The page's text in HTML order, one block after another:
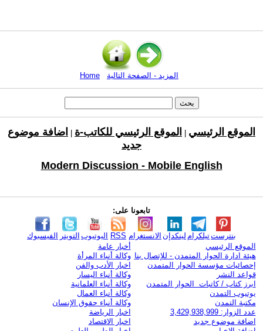
Home المزيد - الصفحة التالية
الموقع الرئيسي الموقع الرئيسي للكاتب-ة
اضافة موضوع
جديد
Modern Discussion - Mobile English
تابعونا على:
الفيسبوك التويتر اليوتيوب RSS الانستغرام لينكدإن تيلكرامبنترست
الموقع الرئيسي
هيئة ادارة الحوار المتمدن - للإتصال بنا
إحصائيات مؤسسة الحوار المتمدن
قواعد النشر
ابرز كتاب / كاتبات الحوار المتمدن
يوتيوب التمدن
مكتبة التمدن
عدد الزوار: 3,429,938,999
اضافة موضوع جديد
أخبار عامة
وكالة أنباء المرأة
اخبار الأدب والفن
وكالة أنباء اليسار
وكالة أنباء العلمانية
وكالة أنباء العمال
وكالة أنباء حقوق الإنسان
اخبار الرياضة
اخبار الاقتصاد